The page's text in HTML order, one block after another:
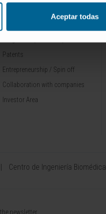
Aceptar todas
Patents
Entrepreneurship / Spin off
Collaboration with companies
Investor Area
Centro de Ingeniería Biomédica
newsletter